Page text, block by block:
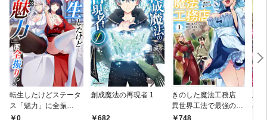
転生したけどステータ
ス「魅力」に全振
り！？(1)
0
創成魔法の再現者 1
682
きのした魔法工務店
異世界工法で最強の家
づくりを（コミック）
748
兆